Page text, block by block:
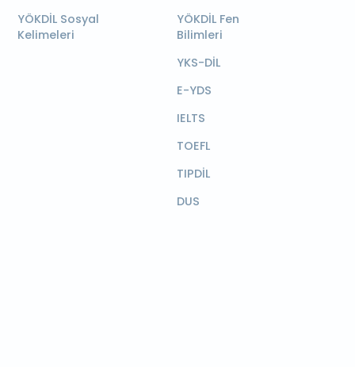
YÖKDİL Sosyal
Kelimeleri
YÖKDİL Fen
Bilimleri
YKS-DİL
E-YDS
IELTS
TOEFL
TIPDİL
DUS